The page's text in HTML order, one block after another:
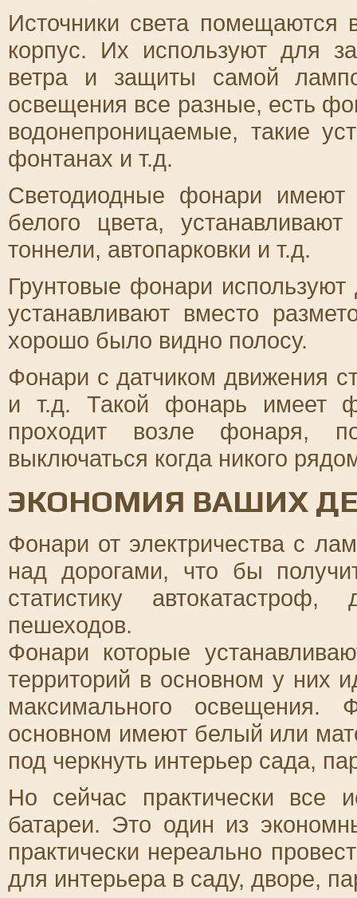
Источники света помещаются
корпус. Их используют для
ветра и защиты самой
освещения все разные, есть
водонепроницаемые, такие
фонтанах и т.д.
Светодиодные фонари
белого цвета,
тоннели, автопарковки и т.д.
Грунтовые фонари
устанавливают вместо
хорошо было видно полосу.
Фонари с датчиком движения
и т.д. Такой фонарь имеет
проходит возле фонаря,
выключаться когда никого
ЭКОНОМИЯ ВАШИХ
Фонари от электричества с
над дорогами, что бы
статистику
пешеходов.
Фонари которые
территорий в основном у них
максимального
основном имеют белый или
под черкнуть интерьер сада,
Но сейчас практически все
батареи. Это один из
практически нереально
для интерьера в саду, дворе,